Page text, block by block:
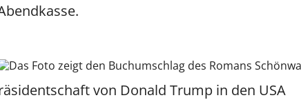
von Donald Trump in den USA